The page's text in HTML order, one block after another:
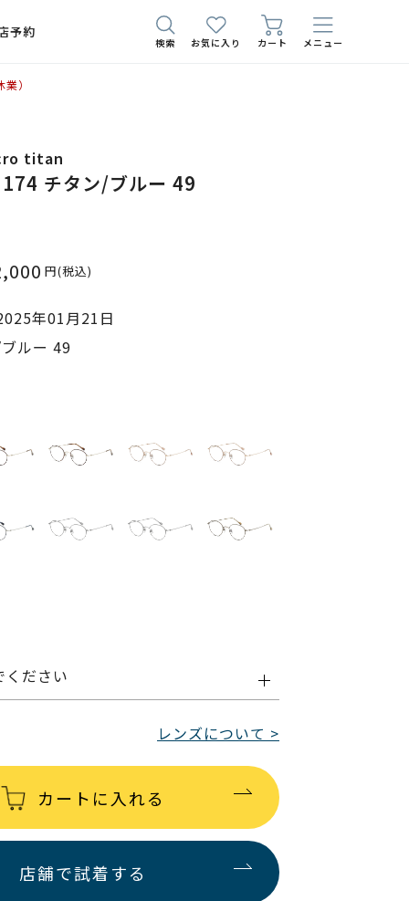
予約
検索 お気に入り カート メニュー
）
titan
チタン/ブルー 49
円(税込)
年01月21日
ルー 49
ください
レンズについて >
カートに入れる
店舗で試着する